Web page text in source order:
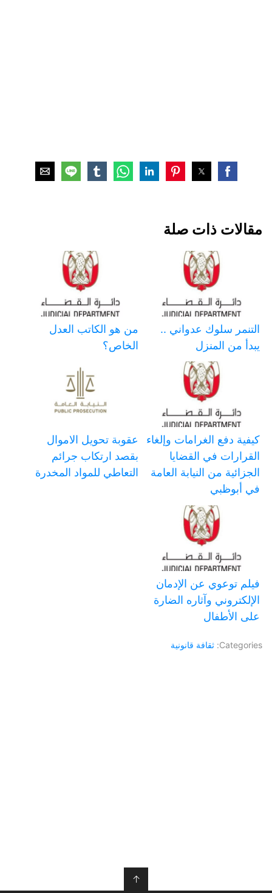
مقالات ذات صلة
التنمر سلوك عدواني ..
يبدأ من المنزل
من هو الكاتب العدل
الخاص؟
كيفية دفع الغرامات وإلغاء
القرارات في القضايا
الجزائية من النيابة العامة
في أبوظبي
عقوبة تحويل الاموال
بقصد ارتكاب جرائم
التعاطي للمواد المخدرة
فيلم توعوي عن الإدمان
الإلكتروني وآثاره الضارة
على الأطفال
Categories: ثقافة قانونية
↑